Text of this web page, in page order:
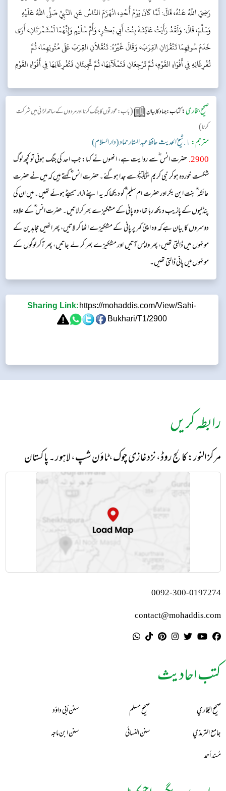
رَضِيَ اللَّهُ عَنْهُ، قَالَ: لَمَّا كَانَ يَوْمُ أُحُدٍ، انْهَزَمَ النَّاسُ عَنِ النَّبِيِّ صَلَّى اللهُ عَلَيْهِ
وَسَلَّمَ، قَالَ: وَلَقَدْ رَأَيْتُ عَائِشَةَ بِنْتَ أَبِي بَكْرٍ، وَأُمَّ سُلَيْمٍ وَإِنَّهُمَا لَمُشَمِّرَتَانِ، أَرَى
خَدَمَ سُوقِهِمَا تَنْقُزَانِ القِرَبَ، وَقَالَ غَيْرُهُ: تَنْقُلاَنِ القِرَبَ عَلَى مُتُونِهِمَا، ثُمَّ
تُفْرِغَانِهِ فِي أَفْوَاهِ القَوْمِ، ثُمَّ تَرْجِعَانِ فَتَمْلَآَنِهَا، ثُمَّ تَجِيئَانِ فَتُفْرِغَانِهَا فِي أَفْوَاهِ القَوْمِ
صحیح بخاری:کتاب: جہاد کا بیان (باب : عورتوں کا جنگ کرنا اور مردوں کے ساتھ لڑائی میں شرکت
کرنا)
مترجم: ١. شیخ الحدیث حافظ عبد الستار حماد (دار السلام)
2900
.حضرت انس ؓسے روایت ہے، انھوں نے کہا: جب احد کی جنگ ہوئی تو کچھ لوگ
شکست خوردہ ہوکر نبی کریم ﷺ سے جدا ہوگئے۔ حضرت انس ؓ کہتے ہیں کہ میں نے حضرت
عائشہ ؓ بنت ابن بکر اور حضرت ام سلیم ؓ کو دیکھا کہ یہ اپنے ازار سمیٹے ہوئے تھیں۔ میں ان کی
پنڈلیوں کے پازیب دیکھ رہا تھا، وہ پانی کے مشکیزے بھر کر لاتیں۔ حضرت انس ؓ کے علاوہ
دوسروں کا بیان ہے کہ وہ اپنی کمر پر پانی کے مشکیزے اٹھا کر لاتیں، پھر انھیں مجاہدین کے
مونہوں میں ڈالتی تھیں، پھر واپس آتیں اور مشکیزے بھر کر لے جاتیں، پھر آکر لوگوں کے
مونہوں میں پانی ڈالتی تھیں۔
Sharing Link: https://mohaddis.com/View/Sahi-
Bukhari/T1/2900
رابطہ کریں
مرکز النور: کالج روڈ، نزد غازی چوک، ٹاؤن شپ، لاہور ۔ پاکستان
0092-300-0197274
contact@mohaddis.com
کتب احادیث
صحيح البخاري صحيح مسلم
سنن أبي داؤد
جامع الترمذي
سنن النسائي
سنن ابن ماجه
مُسند أحمد